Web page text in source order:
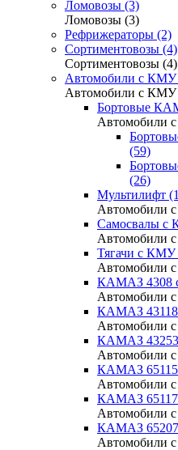
Ломовозы (3)
Ломовозы (3)
Рефрижераторы (2)
Сортиментовозы (4)
Сортиментовозы (4)
Автомобили с КМУ
Автомобили с КМУ
Бортовые
Автомобили
(59)
(26)
Мультилифт
Автомобили
Самосвалы с
Автомобили
Тягачи с КМУ
Автомобили
КАМАЗ 4308
Автомобили
КАМАЗ
Автомобили
КАМАЗ
Автомобили
КАМАЗ
Автомобили
КАМАЗ
Автомобили
КАМАЗ
Автомобили